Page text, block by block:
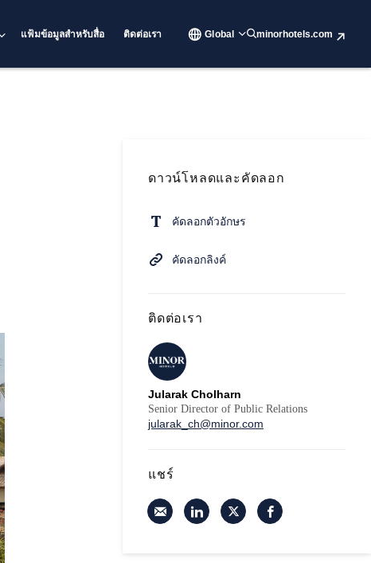
แฟ้มข้อมูลสำหรับสื่อ ติดต่อเรา Global minorhotels.com
ดาวน์โหลดและคัดลอก
คัดลอกตัวอักษร
คัดลอกลิงค์
ติดต่อเรา
Jularak Cholharn
Senior Director of Public Relations
jularak_ch@minor.com
แชร์